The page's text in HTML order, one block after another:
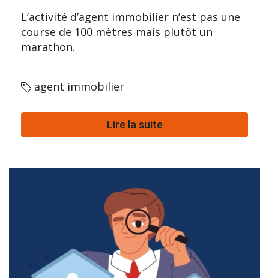
L’activité d’agent immobilier n’est pas une
course de 100 mètres mais plutôt un
marathon.
agent immobilier
Lire la suite